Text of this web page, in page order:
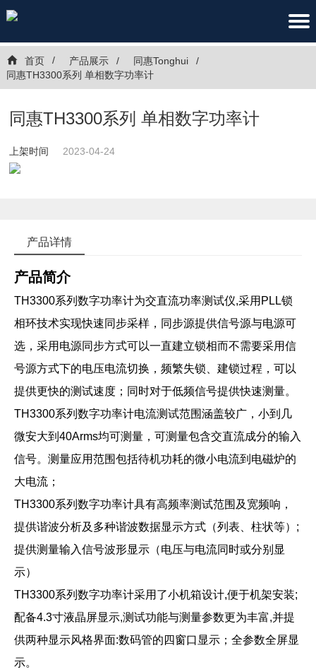
首页 产品展示
同惠Tonghui
同惠TH3300系列 单相数字功率计
同惠TH3300系列 单相数字功率计
上架时间 2023-04-24
产品详情
产品简介
TH3300系列数字功率计为交直流功率测试仪,采用PLL锁
相环技术实现快速同步采样，同步源提供信号源与电源可
选，采用电源同步方式可以一直建立锁相而不需要采用信
号源方式下的电压电流切换，频繁失锁、建锁过程，可以
提供更快的测试速度；同时对于低频信号提供快速测量。
TH3300系列数字功率计电流测试范围涵盖较广，小到几
微安大到40Arms均可测量，可测量包含交直流成分的输入
信号。测量应用范围包括待机功耗的微小电流到电磁炉的
大电流；
TH3300系列数字功率计具有高频率测试范围及宽频响，
提供谐波分析及多种谐波数据显示方式（列表、柱状等）;
提供测量输入信号波形显示（电压与电流同时或分别显
示）
TH3300系列数字功率计采用了小机箱设计,便于机架安装;
配备4.3寸液晶屏显示,测试功能与测量参数更为丰富,并提
供两种显示风格界面:数码管的四窗口显示；全参数全屏显
示。